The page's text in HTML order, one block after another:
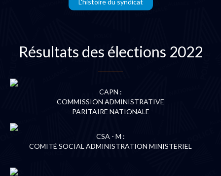
L'histoire du syndicat
Résultats des élections 2022
CAPN :
COMMISSION ADMINISTRATIVE
PARITAIRE NATIONALE
CSA - M :
COMITÉ SOCIAL ADMINISTRATION MINISTERIEL